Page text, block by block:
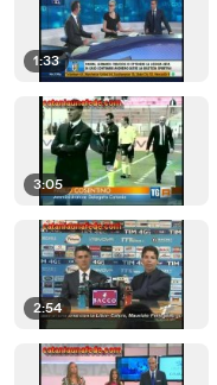
1:33
3:05
2:54